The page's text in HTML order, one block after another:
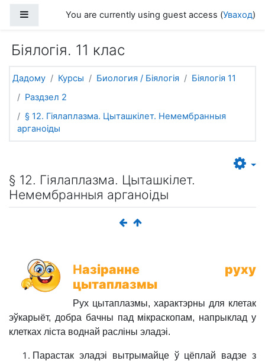
Side panelYou are currently using guest access (Уваход)
Біялогія. 11 клас
Дадому Курсы Биология / Біялогія
Біялогія 11
Раздзел 2
§ 12. Гіялаплазма. Цыташкілет. Немембранныя
арганоіды
§ 12. Гіялаплазма. Цыташкілет.
Немембранныя арганоіды
Назіранне руху
цытаплазмы
Рух цытаплазмы, характэрны для клетак
эўкарыёт, добра бачны пад мікраскопам, напрыклад у
клетках ліста воднай расліны эладэі.
Парастак эладэі вытрымайце ў цёплай вадзе з